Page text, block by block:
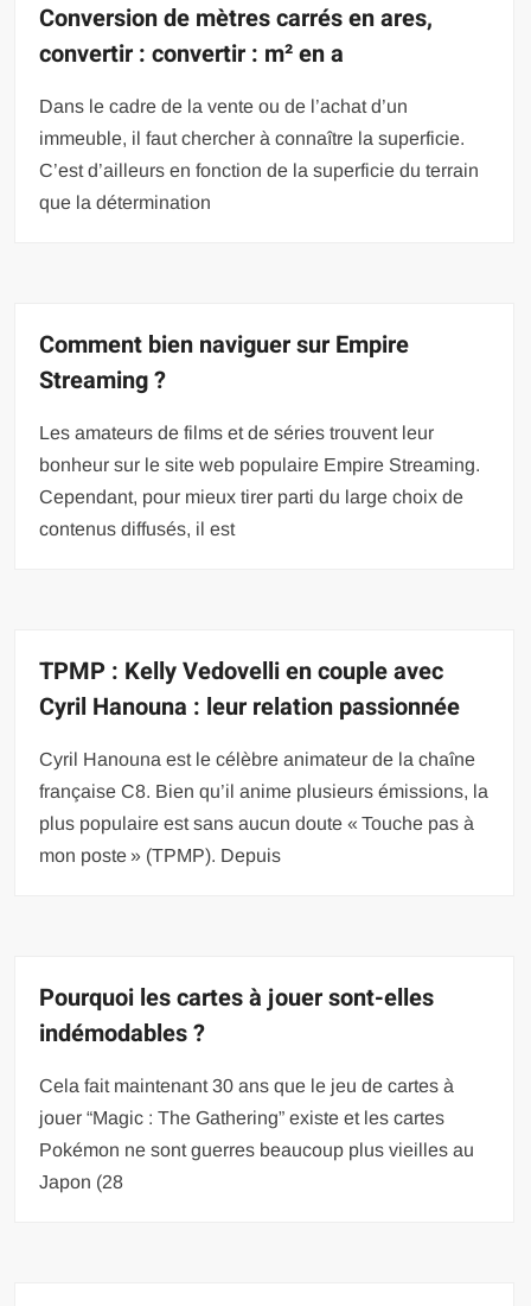
Conversion de mètres carrés en ares,
convertir : convertir : m² en a
Dans le cadre de la vente ou de l’achat d’un
immeuble, il faut chercher à connaître la superficie.
C’est d’ailleurs en fonction de la superficie du terrain
que la détermination
Comment bien naviguer sur Empire
Streaming ?
Les amateurs de films et de séries trouvent leur
bonheur sur le site web populaire Empire Streaming.
Cependant, pour mieux tirer parti du large choix de
contenus diffusés, il est
TPMP : Kelly Vedovelli en couple avec
Cyril Hanouna : leur relation passionnée
Cyril Hanouna est le célèbre animateur de la chaîne
française C8. Bien qu’il anime plusieurs émissions, la
plus populaire est sans aucun doute « Touche pas à
mon poste » (TPMP). Depuis
Pourquoi les cartes à jouer sont-elles
indémodables ?
Cela fait maintenant 30 ans que le jeu de cartes à
jouer “Magic : The Gathering” existe et les cartes
Pokémon ne sont guerres beaucoup plus vieilles au
Japon (28